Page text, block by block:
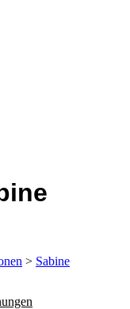
> Sabine